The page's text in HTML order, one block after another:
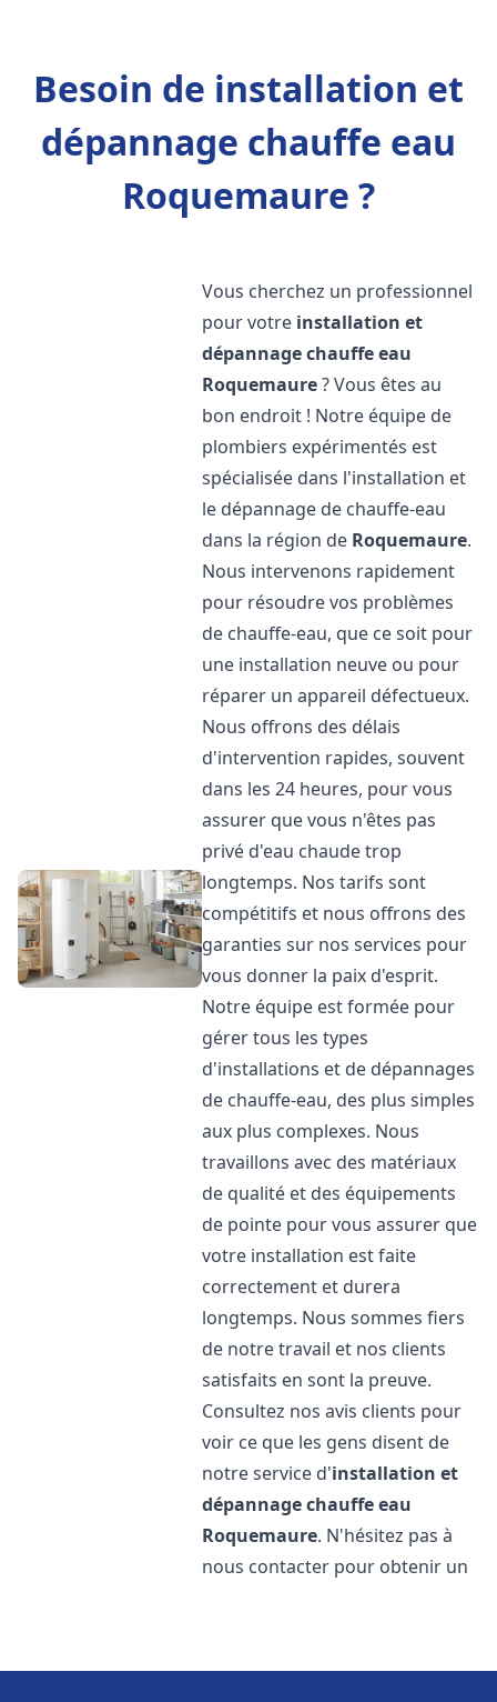
Besoin de installation et
dépannage chauffe eau
Roquemaure ?
Vous cherchez un professionnel
pour votre installation et
dépannage chauffe eau
Roquemaure? Vous êtes au
bon endroit ! Notre équipe de
plombiers expérimentés est
spécialisée dans l'installation et
le dépannage de chauffe-eau
dans la région de Roquemaure.
Nous intervenons rapidement
pour résoudre vos problèmes
de chauffe-eau, que ce soit pour
une installation neuve ou pour
réparer un appareil défectueux.
Nous offrons des délais
d'intervention rapides, souvent
dans les 24 heures, pour vous
assurer que vous n'êtes pas
privé d'eau chaude trop
longtemps. Nos tarifs sont
compétitifs et nous offrons des
garanties sur nos services pour
vous donner la paix d'esprit.
Notre équipe est formée pour
gérer tous les types
d'installations et de dépannages
de chauffe-eau, des plus simples
aux plus complexes. Nous
travaillons avec des matériaux
de qualité et des équipements
de pointe pour vous assurer que
votre installation est faite
correctement et durera
longtemps. Nous sommes fiers
de notre travail et nos clients
satisfaits en sont la preuve.
Consultez nos avis clients pour
voir ce que les gens disent de
notre service d'installation et
dépannage chauffe eau
Roquemaure. N'hésitez pas à
nous contacter pour obtenir un